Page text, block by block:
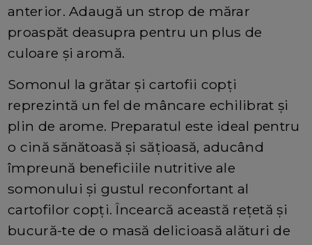
anterior. Adaugă un strop de mărar
proaspăt deasupra pentru un plus de
culoare și aromă.
Somonul la grătar și cartofii copți
reprezintă un fel de mâncare echilibrat și
plin de arome. Preparatul este ideal pentru
o cină sănătoasă și sățioasă, aducând
împreună beneficiile nutritive ale
somonului și gustul reconfortant al
cartofilor copți. Încearcă această rețetă și
bucură-te de o masă delicioasă alături de